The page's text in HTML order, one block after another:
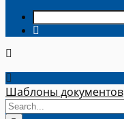
Шаблоны документов